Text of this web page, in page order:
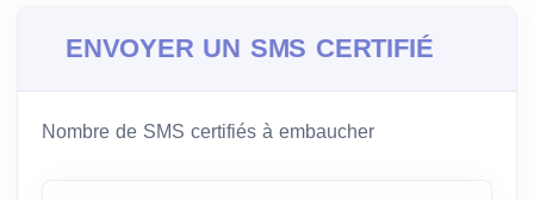
ENVOYER UN SMS CERTIFIÉ
Nombre de SMS certifiés à embaucher